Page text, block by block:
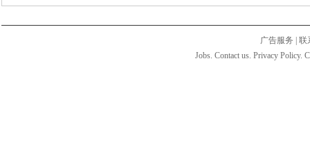
广告服务
联
Jobs. Contact us. Privacy Policy.